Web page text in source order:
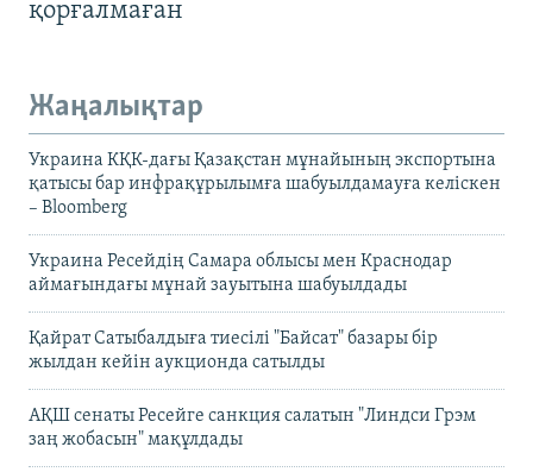
қорғалмаған
Жаңалықтар
Украина КҚК-дағы Қазақстан мұнайының экспортына
қатысы бар инфрақұрылымға шабуылдамауға келіскен
– Bloomberg
Украина Ресейдің Самара облысы мен Краснодар
аймағындағы мұнай зауытына шабуылдады
Қайрат Сатыбалдыға тиесілі "Байсат" базары бір
жылдан кейін аукционда сатылды
АҚШ сенаты Ресейге санкция салатын "Линдси Грэм
заң жобасын" мақұлдады